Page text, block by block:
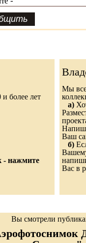
более лет
- нажмите
Мы
а)
Ваш
б)
Вас в
Вы смотрели